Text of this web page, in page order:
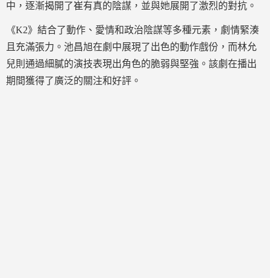
中，逐漸揭開了崔有真的陰謀，並與她展開了激烈的對抗。
《K2》結合了動作、愛情和政治陰謀等多種元素，劇情緊湊
且充滿張力。池昌旭在劇中展現了出色的動作戲份，而林允
兒則通過細膩的演技表現出角色的脆弱與堅強。該劇在播出
期間獲得了廣泛的關注和好評。